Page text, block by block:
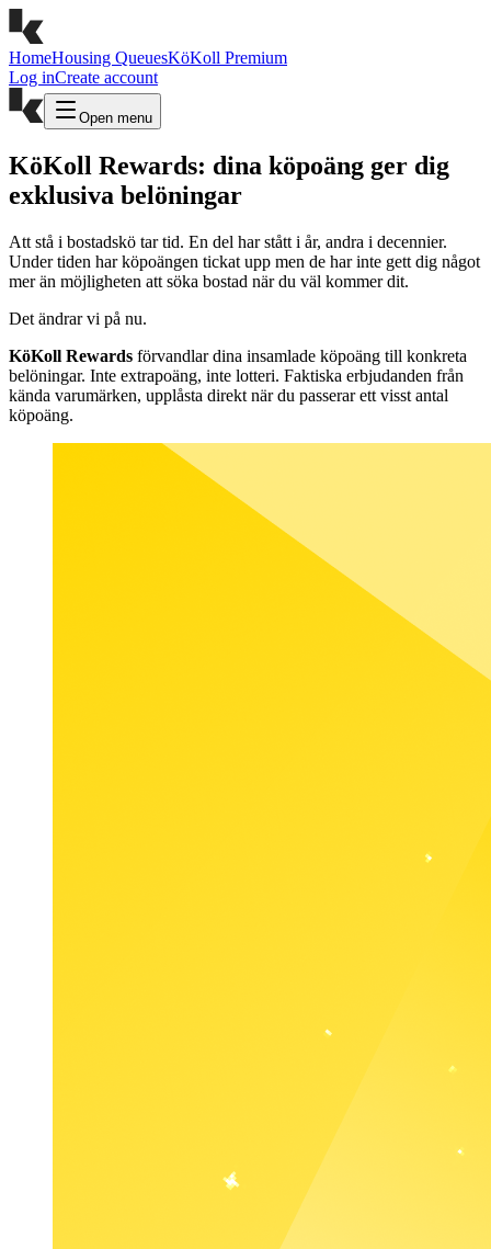
HomeHousing QueuesKöKoll Premium
Log inCreate account
Open menu
KöKoll Rewards: dina köpoäng ger dig
exklusiva belöningar
Att stå i bostadskö tar tid. En del har stått i år, andra i decennier.
Under tiden har köpoängen tickat upp men de har inte gett dig något
mer än möjligheten att söka bostad när du väl kommer dit.
Det ändrar vi på nu.
KöKoll Rewards förvandlar dina insamlade köpoäng till konkreta
belöningar. Inte extrapoäng, inte lotteri. Faktiska erbjudanden från
kända varumärken, upplåsta direkt när du passerar ett visst antal
köpoäng.